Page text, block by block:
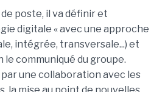
poste, il va définir et
digitale « avec une approche
intégrée, transversale...) et
le communiqué du groupe.
une collaboration avec les